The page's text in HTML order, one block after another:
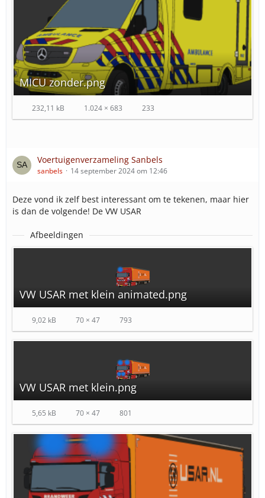
MICU zonder.png
232,11 kB 1.024 × 683 233
Voertuigenverzameling Sanbels
sanbels 14 september 2024 om 12:46
Deze vond ik zelf best interessant om te tekenen, maar hier
is dan de volgende! De VW USAR
Afbeeldingen
VW USAR met klein animated.png
9,02 kB 70 × 47 793
VW USAR met klein.png
5,65 kB 70 × 47 801